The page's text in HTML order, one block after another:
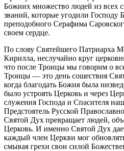
Божиих множество людей из всех
званий, которые угодили Господу
преподобного Серафима
своем сердце.
По слову Святейшего Патриарха
Кирилла, неслучайно круг
что после Троицы мы говорим о
Троицы — это день сошествия
когда благодать Божия была
было устроять Церковь и через
служения Господа и Спасителя
Предстоятель Русской
Святой Дух превращает людей,
Церковь. И именно Святой Дух
каждый член Церкви мог
смывая грехи свои силой